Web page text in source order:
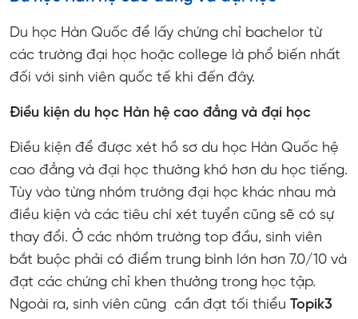
Du học Hàn Quốc để lấy chứng chỉ bachelor từ
các trường đại học hoặc college là phổ biến nhất
đối với sinh viên quốc tế khi đến đây.
Điều kiện du học Hàn hệ cao đẳng và đại học
Điều kiện để được xét hồ sơ du học Hàn Quốc hệ
cao đẳng và đại học thường khó hơn du học tiếng.
Tùy vào từng nhóm trường đại học khác nhau mà
điều kiện và các tiêu chí xét tuyển cũng sẽ có sự
thay đổi. Ở các nhóm trường top đầu, sinh viên
bắt buộc phải có điểm trung bình lớn hơn 7.0/10 và
đạt các chứng chỉ khen thưởng trong học tập.
Ngoài ra, sinh viên cũng cần đạt tối thiểu Topik3